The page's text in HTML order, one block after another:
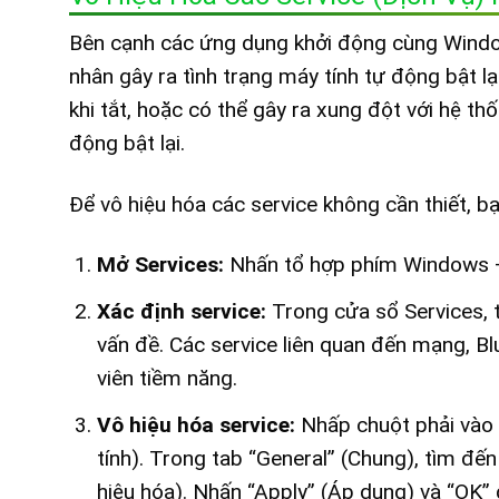
Bên cạnh các ứng dụng khởi động cùng
nhân gây ra tình trạng máy tính tự động bật
khi tắt, hoặc có thể gây ra xung đột với hệ
động bật lại.
Để vô hiệu hóa các service không cần thiết,
Mở Services: Nhấn tổ hợp phím Windows
Xác định service: Trong cửa sổ Services,
vấn đề. Các service liên quan đến mạng,
viên tiềm năng.
Vô hiệu hóa service: Nhấp chuột phải
tính). Trong tab “General” (Chung), tìm
hiệu hóa). Nhấn “Apply” (Áp dụng) và